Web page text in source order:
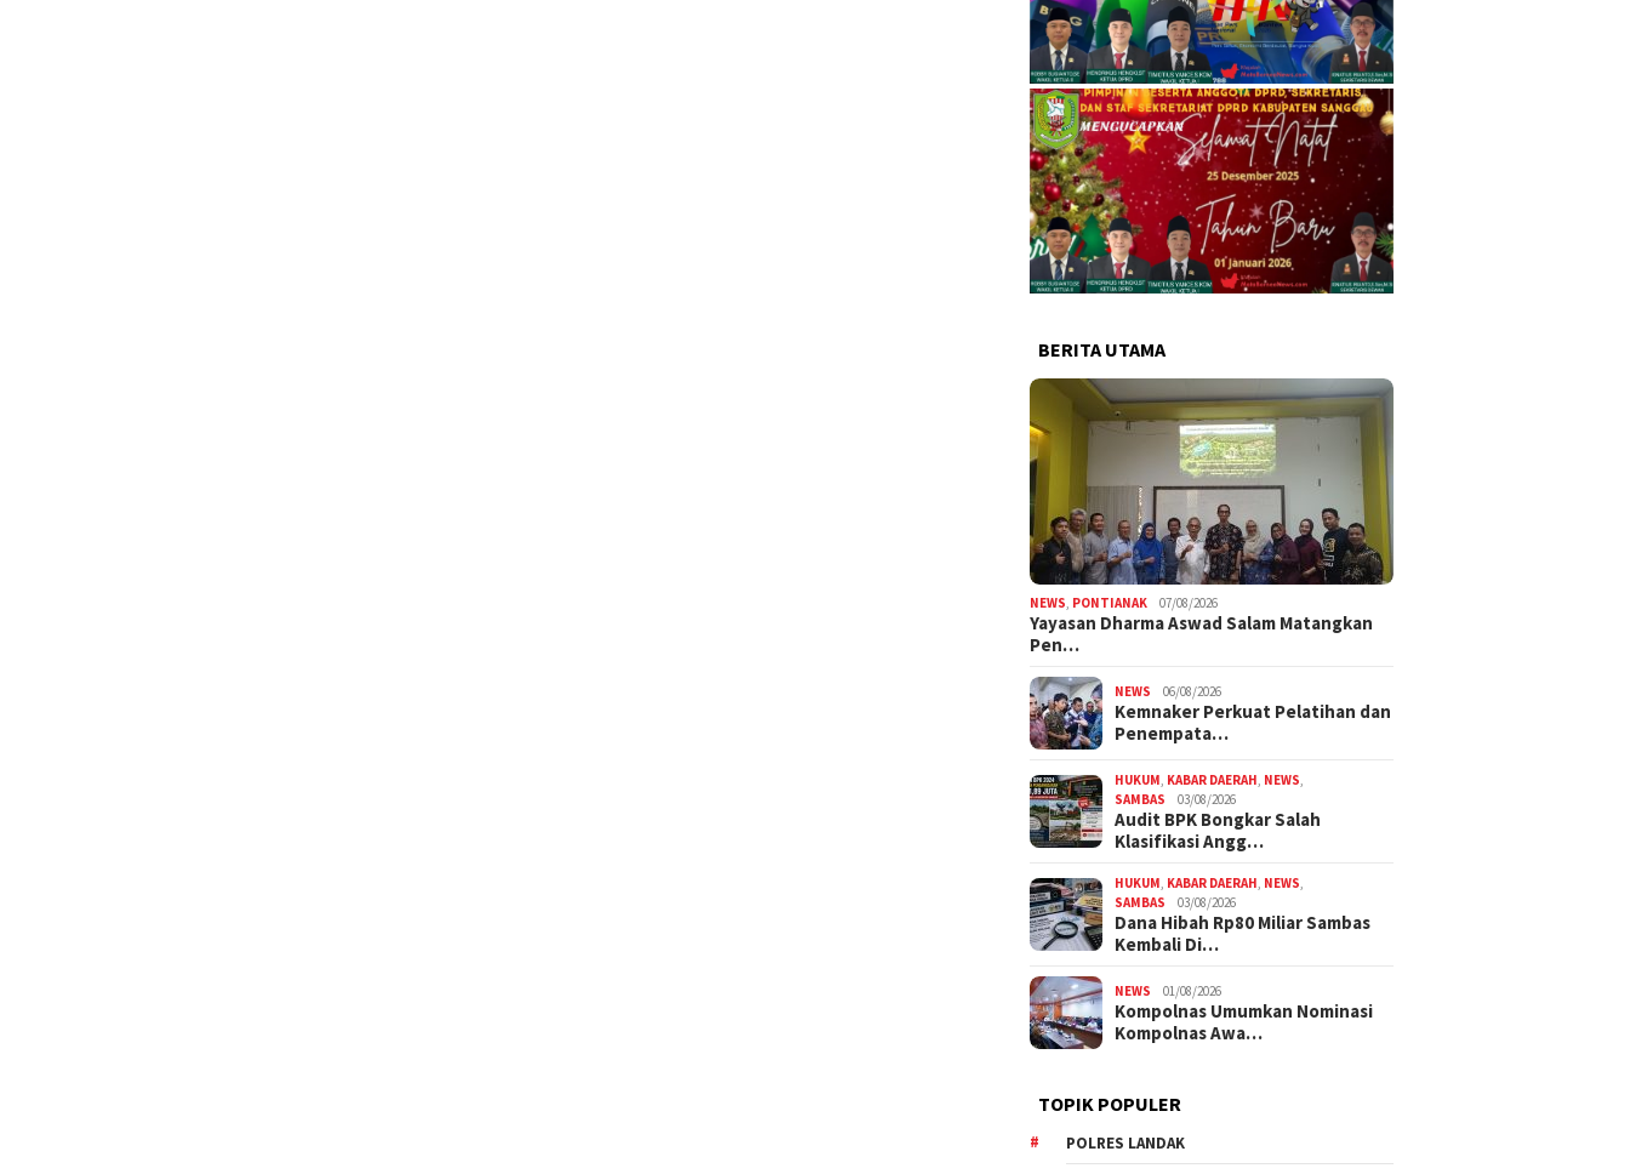
BERITA UTAMA
NEWS PONTIANAK 07/08/2026
Yayasan Dharma Aswad Salam Matangkan
Pen…
NEWS 06/08/2026
Kemnaker Perkuat Pelatihan dan
Penempata…
HUKUM KABAR DAERAH NEWS
SAMBAS
03/08/2026
Audit BPK Bongkar Salah
Klasifikasi Angg…
HUKUM KABAR DAERAH NEWS
SAMBAS
03/08/2026
Dana Hibah Rp80 Miliar Sambas
Kembali Di…
NEWS 01/08/2026
Kompolnas Umumkan Nominasi
Kompolnas Awa…
TOPIK POPULER
POLRES LANDAK